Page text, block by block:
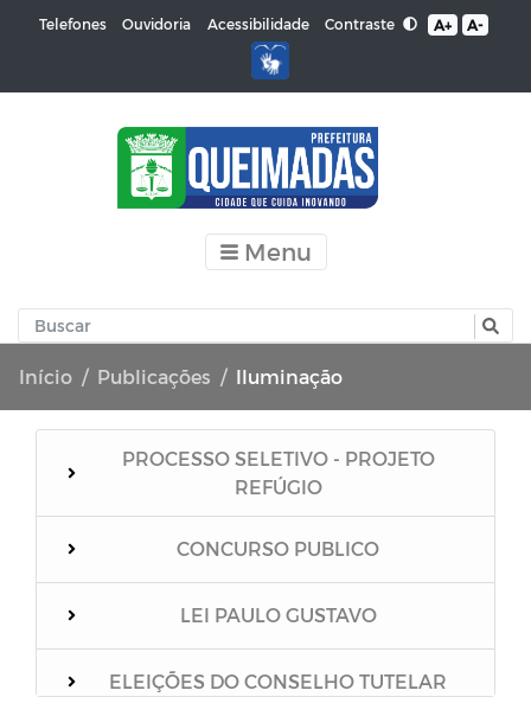
Telefones Ouvidoria Acessibilidade Contraste A+ A-
Menu
Início Publicações Iluminação
PROCESSO SELETIVO - PROJETO
REFÚGIO
CONCURSO PUBLICO
LEI PAULO GUSTAVO
ELEIÇÕES DO CONSELHO TUTELAR